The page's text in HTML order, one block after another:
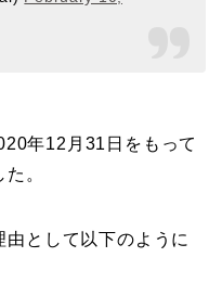
年12月31日をもって
。
由として以下のように